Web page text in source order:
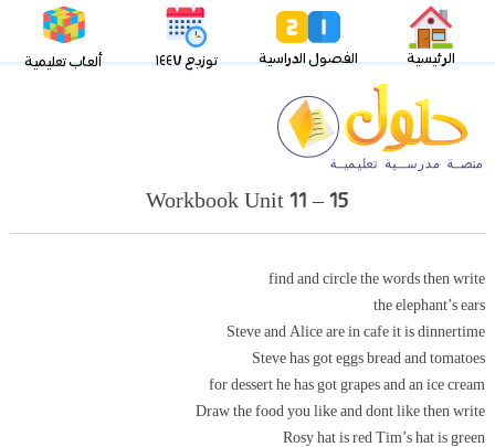
الرئيسية الفصول الدراسية توزيع ١٤٤٧ ألعاب تعليمية
Workbook Unit 11 – 15
find and circle the words then write
the elephant’s ears
Steve and Alice are in cafe it is dinnertime
Steve has got eggs bread and tomatoes
for dessert he has got grapes and an ice cream
Draw the food you like and dont like then write
Rosy hat is red Tim’s hat is green